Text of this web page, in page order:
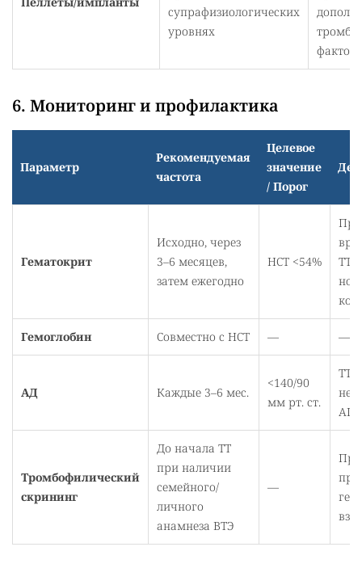
супрафизиологических
уровнях
6. Мониторинг и профилактика
Параметр
Рекомендуемая
частота
Целевое
значение
/ Порог
Гематокрит
Исходно, через
3–6 месяцев,
затем ежегодно
HCT <54%
При
ТТ
Гемоглобин Совместно с HCT — —
АД Каждые 3–6 мес.
<140/90
мм рт. ст.
ТТ
АГТ
Тромбофилический
скрининг
До начала ТТ
при наличии
семейного/
личного
анамнеза ВТЭ
—